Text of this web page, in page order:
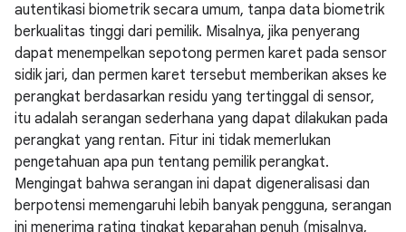
autentikasi biometrik secara umum, tanpa data biometrik
berkualitas tinggi dari pemilik. Misalnya, jika penyerang
dapat menempelkan sepotong permen karet pada sensor
sidik jari, dan permen karet tersebut memberikan akses ke
perangkat berdasarkan residu yang tertinggal di sensor,
itu adalah serangan sederhana yang dapat dilakukan pada
perangkat yang rentan. Fitur ini tidak memerlukan
pengetahuan apa pun tentang pemilik perangkat.
Mengingat bahwa serangan ini dapat digeneralisasi dan
berpotensi memengaruhi lebih banyak pengguna, serangan
ini menerima rating tingkat keparahan penuh (misalnya,